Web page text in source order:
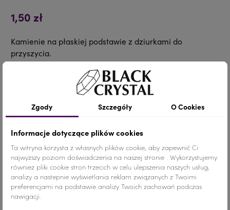
1,50 zł
Kamienie na płaskiej podstawie z dziurkami do
przyszycia.
Szczegóły produktu
Materiał Szkło
Wymiary ŚREDNI ROZMIAR
Zgody Szczegóły O Cookies
Informacje dotyczące plików cookies
Ta witryna korzysta z własnych plików cookie, aby zapewnić Ci
najwyższy poziom doświadczenia na naszej stronie . Wykorzystujemy
również pliki cookie stron trzecich w celu ulepszenia naszych usług,
analizy a nastepnie wyświetlania reklam związanych z Twoimi
preferencjami na podstawie analizy Twoich zachowań podczas
nawigacji.